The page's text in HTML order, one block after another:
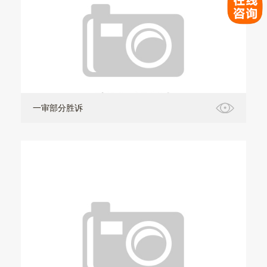
一审部分胜诉